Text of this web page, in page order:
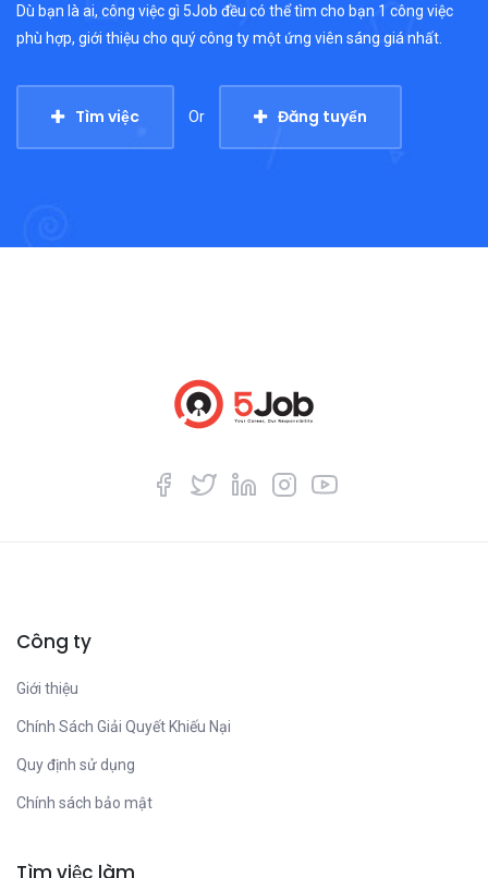
Dù bạn là ai, công việc gì 5Job đều có thể tìm cho bạn 1 công việc
phù hợp, giới thiệu cho quý công ty một ứng viên sáng giá nhất.
Tìm việc Or Đăng tuyển
Công ty
Giới thiệu
Chính Sách Giải Quyết Khiếu Nại
Quy định sử dụng
Chính sách bảo mật
Tìm việc làm